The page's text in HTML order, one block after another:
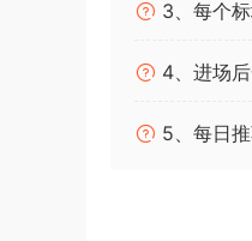
3、每个
4、进场
5、每日